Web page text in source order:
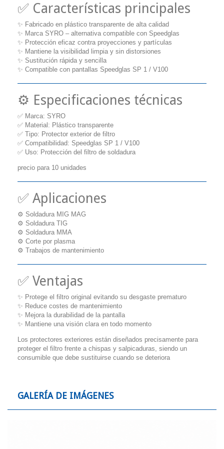
✅ Características principales
✨ Fabricado en plástico transparente de alta calidad
✨ Marca SYRO – alternativa compatible con Speedglas
✨ Protección eficaz contra proyecciones y partículas
✨ Mantiene la visibilidad limpia y sin distorsiones
✨ Sustitución rápida y sencilla
✨ Compatible con pantallas Speedglas SP 1 / V100
⚙️ Especificaciones técnicas
✅ Marca: SYRO
✅ Material: Plástico transparente
✅ Tipo: Protector exterior de filtro
✅ Compatibilidad: Speedglas SP 1 / V100
✅ Uso: Protección del filtro de soldadura
precio para 10 unidades
✅ Aplicaciones
⚙️ Soldadura MIG MAG
⚙️ Soldadura TIG
⚙️ Soldadura MMA
⚙️ Corte por plasma
⚙️ Trabajos de mantenimiento
✅ Ventajas
✨ Protege el filtro original evitando su desgaste prematuro
✨ Reduce costes de mantenimiento
✨ Mejora la durabilidad de la pantalla
✨ Mantiene una visión clara en todo momento
Los protectores exteriores están diseñados precisamente para
proteger el filtro frente a chispas y salpicaduras, siendo un
consumible que debe sustituirse cuando se deteriora
GALERÍA DE IMÁGENES